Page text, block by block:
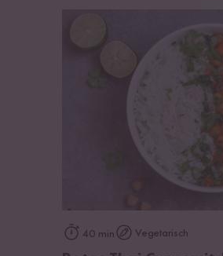
40 min Vegetarisch